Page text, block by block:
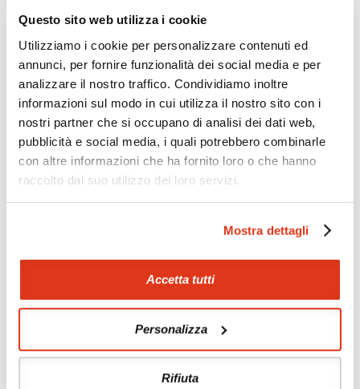
Questo sito web utilizza i cookie
Utilizziamo i cookie per personalizzare contenuti ed
annunci, per fornire funzionalità dei social media e per
analizzare il nostro traffico. Condividiamo inoltre
informazioni sul modo in cui utilizza il nostro sito con i
nostri partner che si occupano di analisi dei dati web,
pubblicità e social media, i quali potrebbero combinarle
con altre informazioni che ha fornito loro o che hanno
raccolto dal suo utilizzo dei loro servizi.
Mostra dettagli
Accetta tutti
Personalizza
Rifiuta
Zoom
Offerte
richiesta
Scopri i prezzi »
Condividi con gli altri viaggiatori le tue esperienze e scambia
Visita la nostra pagina Facebook
Chiedi un preventivo